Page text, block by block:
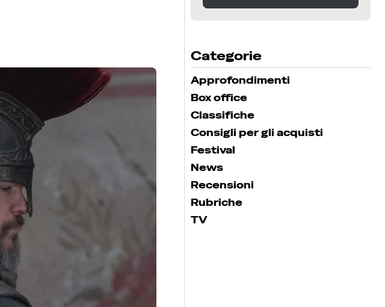
SEGUICI SU INSTAGRAM
Categorie
Approfondimenti
Box office
Classifiche
Consigli per gli acquisti
Festival
News
Recensioni
Rubriche
TV